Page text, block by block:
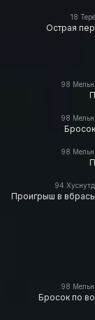
18
Острая
98
98
98
94
Проигрыш в
98
Бросок по